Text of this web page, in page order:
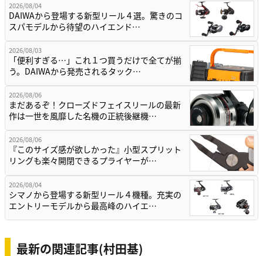
2026/08/04
DAIWAから登場する新型リール４選。驚きのコ
スパモデルから待望のハイエンド…
2026/08/03
「便利すぎる…」これ１つ買うだけで全てが揃
う。DAIWAから発売されるタック…
2026/08/06
まだあるぞ！クローズドフェイスリールの最新
作は一世を風靡した名機の正統後継機…
2026/08/06
『このサイズ感が欲しかった』小型スプリット
リングも楽々開閉できるプライヤーが…
2026/08/04
シマノから登場する新型リール４機種。充実の
エントリーモデルから最高峰のハイエ…
最新の関連記事(村田基)